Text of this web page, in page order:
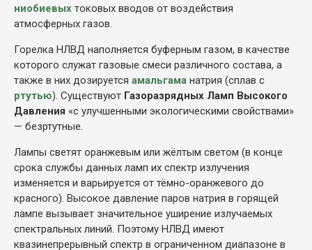
ниобиевых токовых вводов от воздействия
атмосферных газов.
Горелка НЛВД наполняется буферным газом, в качестве
которого служат газовые смеси различного состава, а
также в них дозируется амальгама натрия (сплав с
ртутью). Существуют Газоразрядных Ламп Высокого
Давления «с улучшенными экологическими свойствами»
— безртутные.
Лампы светят оранжевым или жёлтым светом (в конце
срока службы данных ламп их спектр излучения
изменяется и варьируется от тёмно-оранжевого до
красного). Высокое давление паров натрия в горящей
лампе вызывает значительное уширение излучаемых
спектральных линий. Поэтому НЛВД имеют
квазинепрерывный спектр в ограниченном диапазоне в